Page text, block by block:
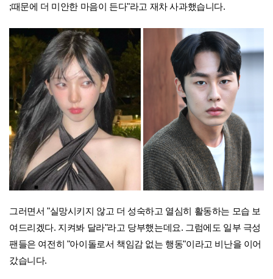
;때문에 더 미안한 마음이 든다"라고 재차 사과했습니다.
그러면서 "실망시키지 않고 더 성숙하고 열심히 활동하는 모습 보
여드리겠다. 지켜봐 달라"라고 당부했는데요. 그럼에도 일부 극성
팬들은 여전히 "아이돌로서 책임감 없는 행동"이라고 비난을 이어
갔습니다.